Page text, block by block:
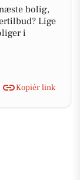
bolig,
Lige
i
Kopiér link